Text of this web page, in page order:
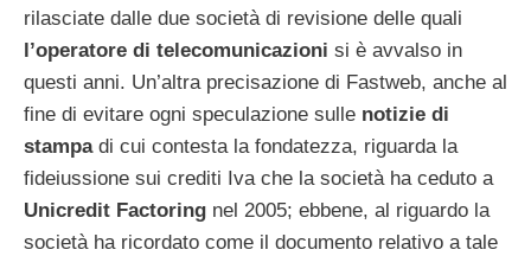
rilasciate dalle due società di revisione delle quali
l’operatore di telecomunicazioni si è avvalso in
questi anni. Un’altra precisazione di Fastweb, anche al
fine di evitare ogni speculazione sulle notizie di
stampadi cui contesta la fondatezza, riguarda la
fideiussione sui crediti Iva che la società ha ceduto a
Unicredit Factoring nel 2005; ebbene, al riguardo la
società ha ricordato come il documento relativo a tale